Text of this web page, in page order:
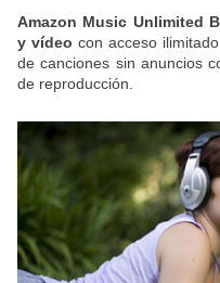
Amazon Music Unlimited
y vídeo con acceso
de canciones sin anuncios
de reproducción.